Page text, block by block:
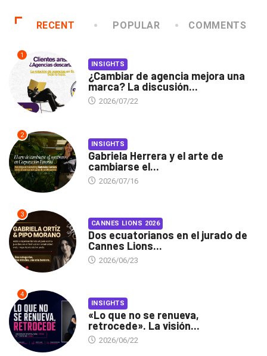
RECENT POPULAR COMMENTS
1
INSIGHTS
¿Cambiar de agencia mejora una
marca? La discusión...
2026/07/22
2
INSIGHTS
Gabriela Herrera y el arte de
cambiarse el...
2026/07/16
3
CANNES LIONS 2026
Dos ecuatorianos en el jurado de
Cannes Lions...
2026/06/23
4
INSIGHTS
«Lo que no se renueva,
retrocede». La visión...
2026/06/22